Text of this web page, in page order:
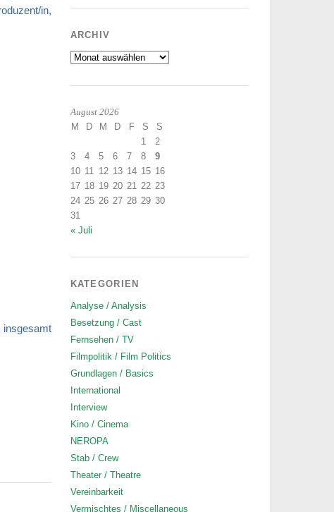
in,
ARCHIV
Archiv
August 2026
M D M D F S
S
1
2
3
4 5 6 7 8
9
10 11 12 13 14 15 16
17 18 19 20 21 22 23
24 25 26 27 28 29 30
31
« Juli
KATEGORIEN
Analyse / Analysis
Besetzung / Cast
Fernsehen / TV
Filmpolitik / Film Politics
Grundlagen / Basics
International
Interview
Kino / Cinema
NEROPA
Stab / Crew
Theater / Theatre
Vereinbarkeit
Vermischtes / Miscellaneous